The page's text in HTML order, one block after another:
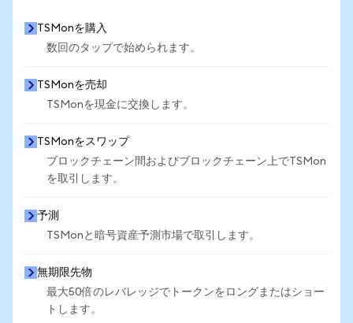
TSMonを購入
数回のタップで始められます。
TSMonを売却
TSMonを現金に交換します。
TSMonをスワップ
ブロックチェーン間およびブロックチェーン上でTSMon
を取引します。
予測
TSMonと暗号資産予測市場で取引します。
無期限先物
最大50倍のレバレッジでトークンをロングまたはショー
トします。